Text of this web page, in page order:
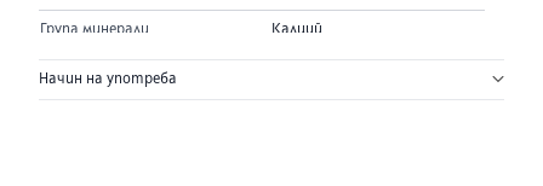
Група минерали Калций
Активни съставки:
В 1
Дн.
Начин на употреба